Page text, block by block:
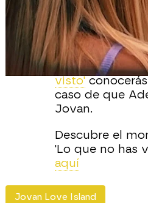
Se han
Island España?.
pero se han
conociendo
según pasaban
visto' conocerás
caso de que
Jovan.
Descubre el
'Lo que no has
aquí
Jovan Love Island